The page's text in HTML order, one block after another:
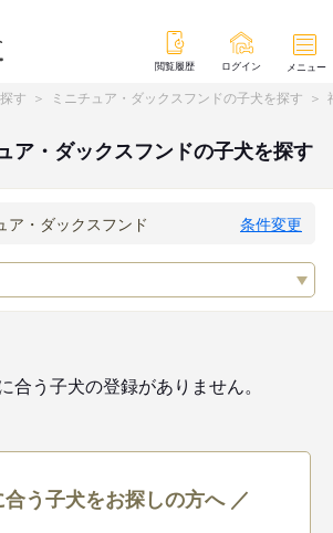
閲覧履歴 ログイン メニュー
す ミニチュア・ダックスフンドの子犬を探す
ア・ダックスフンドの子犬を探す
条件変更
合う子犬の登録がありません。
う子犬をお探しの方へ ／